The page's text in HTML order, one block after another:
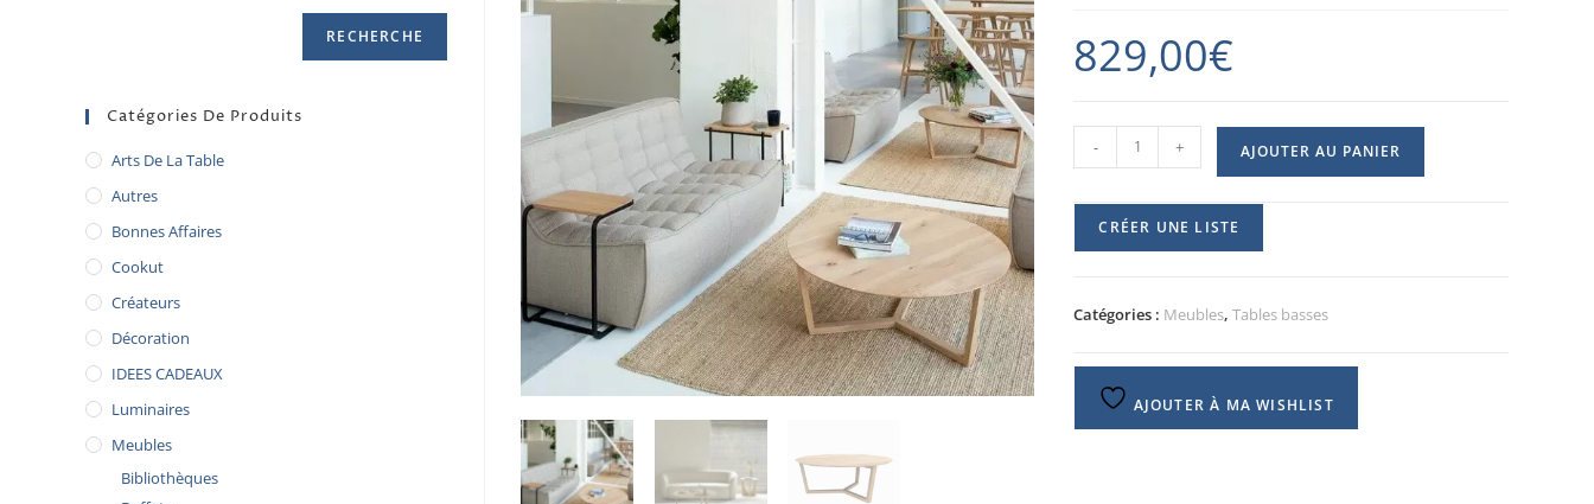
829,00€
- + AJOUTER AU PANIER
CRÉER UNE LISTE
Catégories : Meubles,Tables basses
AJOUTER À MA WISHLIST
RECHERCHE
Catégories De Produits
Arts De La Table
Autres
Bonnes Affaires
Cookut
Créateurs
Décoration
IDEES CADEAUX
Luminaires
Meubles
Bibliothèques